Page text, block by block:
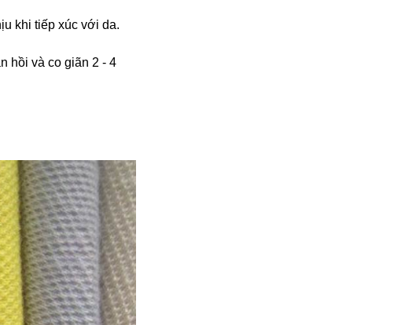
khi tiếp xúc với da.
hồi và co giãn 2 - 4